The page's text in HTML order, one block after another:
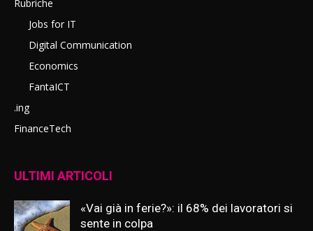
Rubriche
Jobs for IT
Digital Communication
Economics
FantaICT
.ing
FinanceTech
ULTIMI ARTICOLI
«Vai già in ferie?»: il 68% dei lavoratori si
sente in colpa